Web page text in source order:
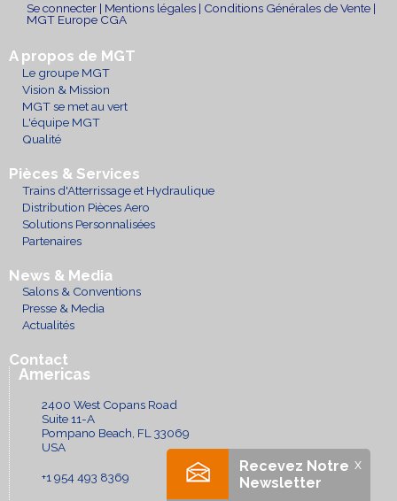
x
Recevez Notre
Newsletter
Se connecter | Mentions légales | Conditions Générales de Vente |
MGT Europe CGA
A propos de MGT
Le groupe MGT
Vision & Mission
MGT se met au vert
L'équipe MGT
Qualité
Pièces & Services
Trains d'Atterrissage et Hydraulique
Distribution Pièces Aero
Solutions Personnalisées
Partenaires
News & Media
Salons & Conventions
Presse & Media
Actualités
Contact
Americas
2400 West Copans Road
Suite 11-A
Pompano Beach, FL 33069
USA
+1 954 493 8369